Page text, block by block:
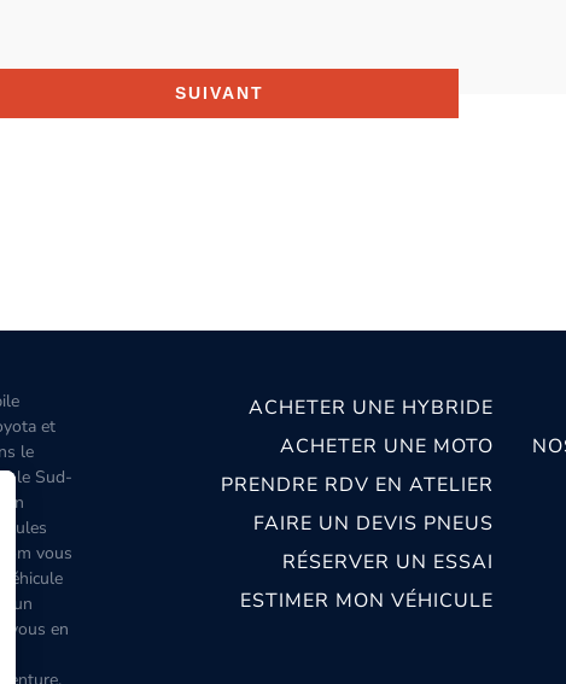
SUIVANT
et
le
le Sud-
en
vous
un
vous en
ACHETER UNE HYBRIDE
ACHETER UNE MOTO
PRENDRE RDV EN ATELIER
FAIRE UN DEVIS PNEUS
RÉSERVER UN ESSAI
ESTIMER MON VÉHICULE